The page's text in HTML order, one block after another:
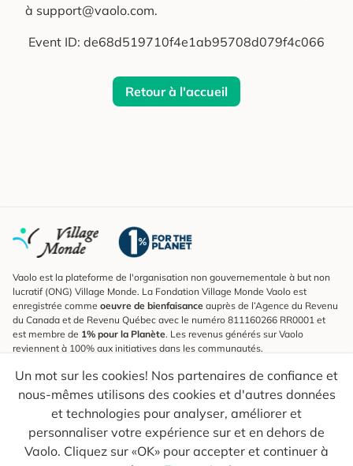
à support@vaolo.com.
Event ID: de68d519710f4e1ab95708d079f4c066
Retour à l'accueil
Un mot sur les cookies! Nos partenaires de confiance et
nous-mêmes utilisons des cookies et d'autres données
et technologies pour analyser, améliorer et
personnaliser votre expérience sur et en dehors de
Vaolo. Cliquez sur «OK» pour accepter et continuer à
Vaolo est la plateforme de l'organisation non gouvernementale à but non
lucratif (ONG) Village Monde. La Fondation Village Monde Vaolo est
enregistrée comme oeuvre de bienfaisance auprès de l’Agence du Revenu
du Canada et de Revenu Québec avec le numéro 811160266 RR0001 et
est membre de 1% pour la Planète. Les revenus générés sur Vaolo
reviennent à 100% aux initiatives dans les communautés.
S'inscrire à l'infolettre
Pour connaître les nouveautés, suivre nos explorateurs et recevoir des
astuces pour des voyages plus conscients.
Ton courriel Envoyer